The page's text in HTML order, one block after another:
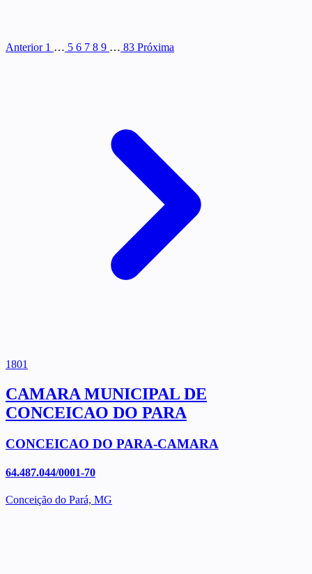
Anterior 1 … 5 6 7 8 9 … 83 Próxima
1801
CAMARA MUNICIPAL DE
CONCEICAO DO PARA
CONCEICAO DO PARA-CAMARA
64.487.044/0001-70
Conceição do Pará, MG